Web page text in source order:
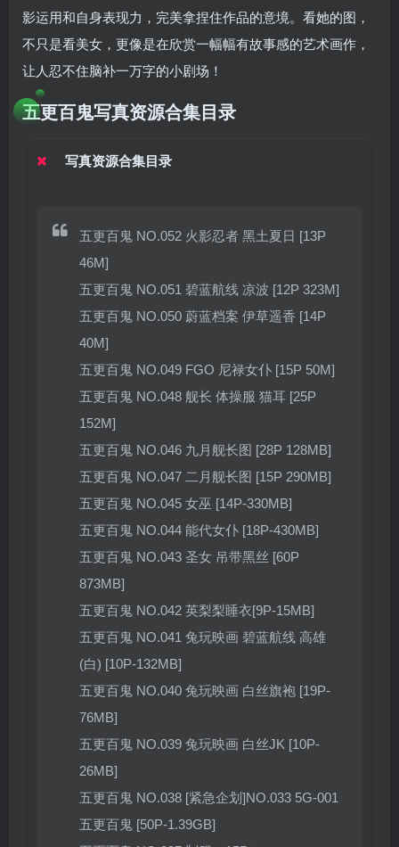
影运用和自身表现力，完美拿捏住作品的意境。看她的图，
不只是看美女，更像是在欣赏一幅幅有故事感的艺术画作，
让人忍不住脑补一万字的小剧场！
五更百鬼写真资源合集目录
写真资源合集目录
五更百鬼 NO.052 火影忍者 黑土夏日 [13P
46M]
五更百鬼 NO.051 碧蓝航线 凉波 [12P 323M]
五更百鬼 NO.050 蔚蓝档案 伊草遥香 [14P
40M]
五更百鬼 NO.049 FGO 尼禄女仆 [15P 50M]
五更百鬼 NO.048 舰长 体操服 猫耳 [25P
152M]
五更百鬼 NO.046 九月舰长图 [28P 128MB]
五更百鬼 NO.047 二月舰长图 [15P 290MB]
五更百鬼 NO.045 女巫 [14P-330MB]
五更百鬼 NO.044 能代女仆 [18P-430MB]
五更百鬼 NO.043 圣女 吊带黑丝 [60P
873MB]
五更百鬼 NO.042 英梨梨睡衣[9P-15MB]
五更百鬼 NO.041 兔玩映画 碧蓝航线 高雄
(白) [10P-132MB]
五更百鬼 NO.040 兔玩映画 白丝旗袍 [19P-
76MB]
五更百鬼 NO.039 兔玩映画 白丝JK [10P-
26MB]
五更百鬼 NO.038 [紧急企划]NO.033 5G-001
五更百鬼 [50P-1.39GB]